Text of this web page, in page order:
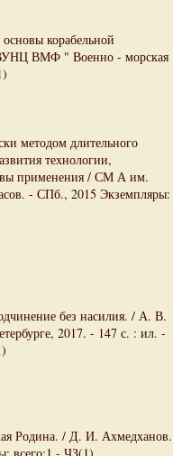
корабельной
ВМФ " Военно - морская
методом длительного
технологии,
применения / СМ А им.
- СПб., 2015 Экземпляры:
без насилия. / А. В.
2017. - 147 с. : ил. -
Родина. / Д. И. Ахмедханов.